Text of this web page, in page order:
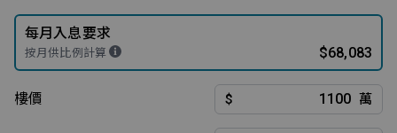
每月入息要求
按月供比例計算 $68,083
樓價 $ 萬